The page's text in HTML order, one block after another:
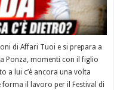
di Affari Tuoi e si prepara a
Ponza, momenti con il figlio
a lui c’è ancora una volta
il lavoro per il Festival di